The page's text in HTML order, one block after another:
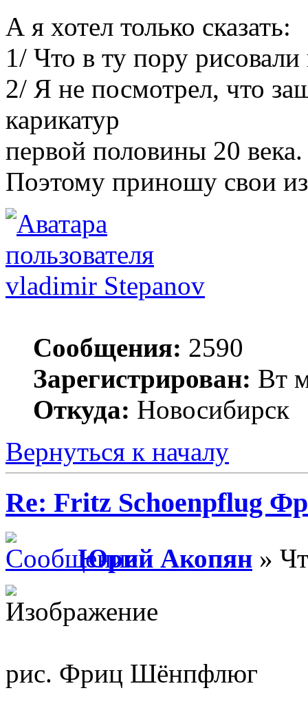
А я хотел только сказать:
1/ Что в ту пору
2/ Я не посмотрел, что
карикатур
первой половины 20 века.
Поэтому приношу свои
vladimir Stepanov
Сообщения: 2590
Зарегистрирован: Вт
Откуда: Новосибирск
Вернуться к началу
Re: Fritz Schoenpflug
Юрий Акопян »
рис. Фриц Шёнпфлюг